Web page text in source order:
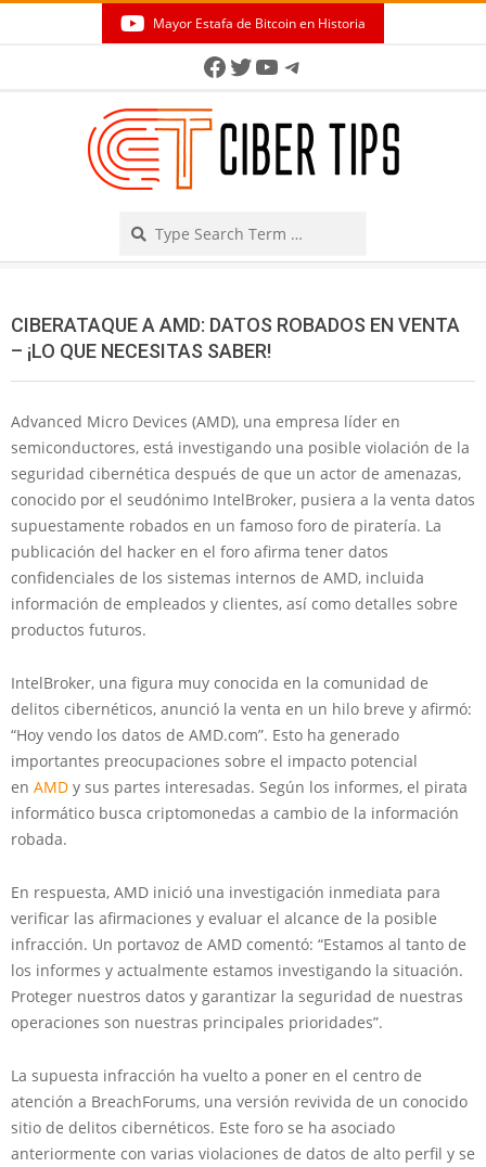
Mayor Estafa de Bitcoin en Historia
Facebook
Twitter
YouTube
Telegram
CIBERATAQUE A AMD: DATOS ROBADOS EN VENTA
– ¡LO QUE NECESITAS SABER!
Advanced Micro Devices (AMD), una empresa líder en
semiconductores, está investigando una posible violación de la
seguridad cibernética después de que un actor de amenazas,
conocido por el seudónimo IntelBroker, pusiera a la venta datos
supuestamente robados en un famoso foro de piratería. La
publicación del hacker en el foro afirma tener datos
confidenciales de los sistemas internos de AMD, incluida
información de empleados y clientes, así como detalles sobre
productos futuros.
IntelBroker, una figura muy conocida en la comunidad de
delitos cibernéticos, anunció la venta en un hilo breve y afirmó:
“Hoy vendo los datos de AMD.com”. Esto ha generado
importantes preocupaciones sobre el impacto potencial
en AMD y sus partes interesadas. Según los informes, el pirata
informático busca criptomonedas a cambio de la información
robada.
En respuesta, AMD inició una investigación inmediata para
verificar las afirmaciones y evaluar el alcance de la posible
infracción. Un portavoz de AMD comentó: “Estamos al tanto de
los informes y actualmente estamos investigando la situación.
Proteger nuestros datos y garantizar la seguridad de nuestras
operaciones son nuestras principales prioridades”.
La supuesta infracción ha vuelto a poner en el centro de
atención a BreachForums, una versión revivida de un conocido
sitio de delitos cibernéticos. Este foro se ha asociado
anteriormente con varias violaciones de datos de alto perfil y se